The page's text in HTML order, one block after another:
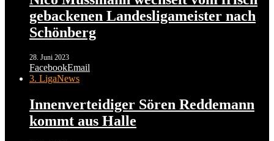
gebackenen Landesligameister nach
Schönberg
28. Juni 2023
FacebookEmail
3. LigaNews
Innenverteidiger Sören Reddemann
kommt aus Halle